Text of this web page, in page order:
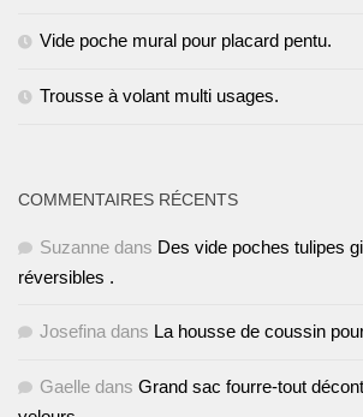
Vide poche mural pour placard pentu.
Trousse à volant multi usages.
COMMENTAIRES RÉCENTS
Suzanne dans Des vide poches tulipes
réversibles .
Josefina dans La housse de coussin
Gaelle dans Grand sac fourre-tout